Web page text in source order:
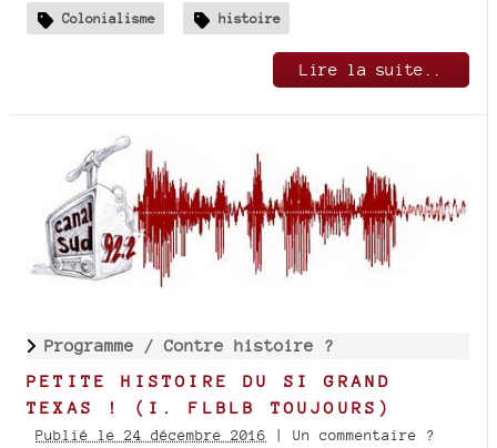
Colonialisme histoire
Lire la suite..
Programme / Contre histoire ?
PETITE HISTOIRE DU SI GRAND
TEXAS ! (I. FLBLB TOUJOURS)
Publié le 24 décembre 2016 | Un commentaire ?